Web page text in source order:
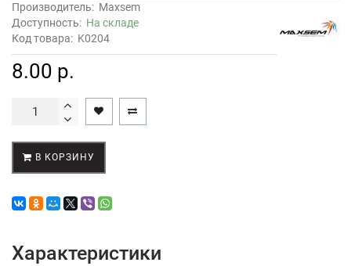
Производитель: Maxsem
Доступность: На складе
Код товара: K0204
8.00 р.
В КОРЗИНУ
Характеристики